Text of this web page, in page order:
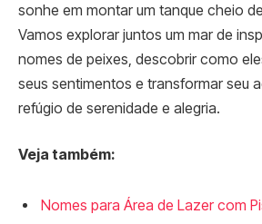
sonhe em montar um tanque cheio
Vamos explorar juntos um mar de
nomes de peixes, descobrir como
seus sentimentos e transformar seu
refúgio de serenidade e alegria.
Veja também:
Nomes para Área de Lazer com